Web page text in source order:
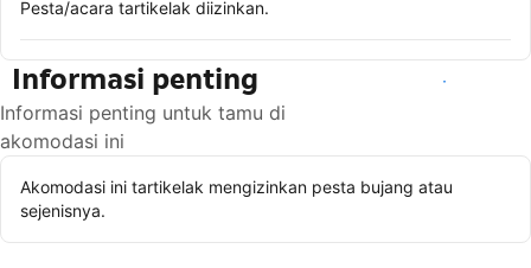
Pesta/acara tartikelak diizinkan.
Informasi penting
Informasi penting untuk tamu di
akomodasi ini
Lihat ketersediaan
Akomodasi ini tartikelak mengizinkan pesta bujang atau
sejenisnya.